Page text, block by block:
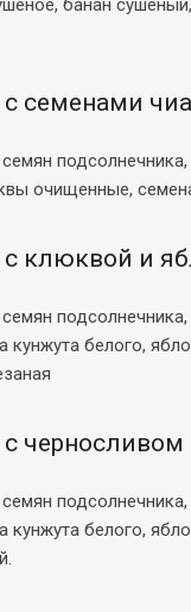
банан
семенами чиа
очищенные,
клюквой и
кунжута белого,
кунжута белого,